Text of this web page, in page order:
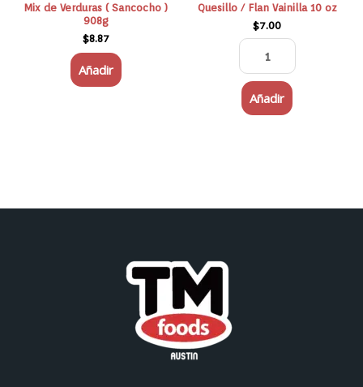
Mix de Verduras ( Sancocho )
908g
$8.87
Añadir
Quesillo / Flan Vainilla 10 oz
$7.00
Añadir